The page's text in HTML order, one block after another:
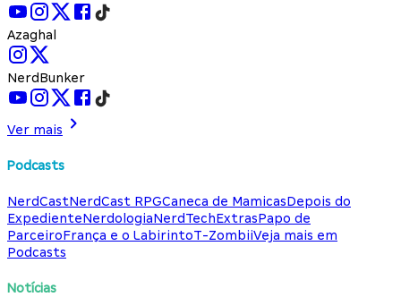
Azaghal
NerdBunker
Ver mais
Podcasts
NerdCastNerdCast RPGCaneca de MamicasDepois do
ExpedienteNerdologiaNerdTechExtrasPapo de
ParceiroFrança e o LabirintoT-ZombiiVeja mais em
Podcasts
Notícias